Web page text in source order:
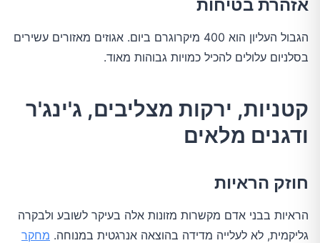
אזהרת בטיחות
הגבול העליון הוא 400 מיקרוגרם ביום. אגוזים מאזורים עשירים
בסלניום עלולים להכיל כמויות גבוהות מאוד.
קטניות, ירקות מצליבים, ג'ינג'ר
ודגנים מלאים
חוזק הראיות
הראיות בבני אדם מקשרות מזונות אלה בעיקר לשובע ולבקרה
גליקמית, לא לעלייה מדידה בהוצאה אנרגטית במנוחה. מחקר